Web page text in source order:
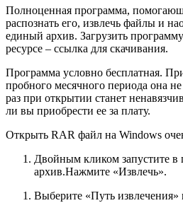
Полноценная программа,
распознать его, извлечь файлы и
единый архив. Загрузить
ресурсе – ссылка для скачивания.
Программа условно бесплатная.
пробного месячного периода она
раз при открытии станет
ли вы приобрести ее за плату.
Открыть RAR файл на Windows
Двойным кликом запустите
архив.Нажмите «Извлечь».
Выберите «Путь